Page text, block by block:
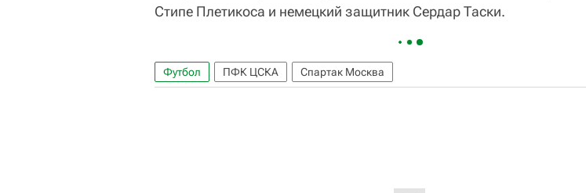
Стипе Плетикоса и немецкий защитник Сердар Таски.
Футбол ПФК ЦСКА Спартак Москва